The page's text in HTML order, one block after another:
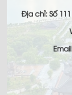
Địa chỉ: Số